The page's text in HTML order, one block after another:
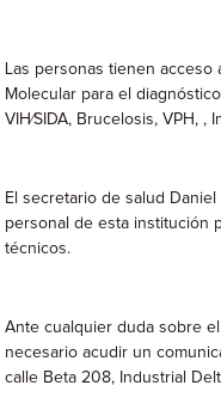
Las personas tienen
Molecular para el
VIH⁄SIDA, Brucelosis, VPH,
El secretario de salud
personal de esta institución
técnicos.
Ante cualquier duda sobre
necesario acudir un
calle Beta 208, Industrial